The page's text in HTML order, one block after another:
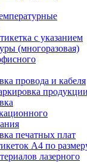
с указанием
(многоразовая)
провода и кабеля
продукции
печатных плат
А4 по
лазерного